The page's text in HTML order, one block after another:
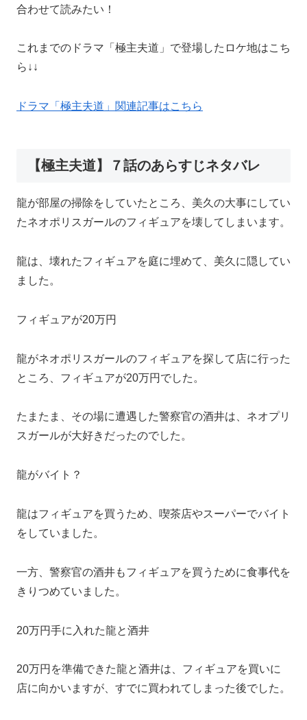
合わせて読みたい！
これまでのドラマ「極主夫道」で登場したロケ地はこち
ら↓↓
ドラマ「極主夫道」関連記事はこちら
【極主夫道】７話のあらすじネタバレ
龍が部屋の掃除をしていたところ、美久の大事にしてい
たネオポリスガールのフィギュアを壊してしまいます。
龍は、壊れたフィギュアを庭に埋めて、美久に隠してい
ました。
フィギュアが20万円
龍がネオポリスガールのフィギュアを探して店に行った
ところ、フィギュアが20万円でした。
たまたま、その場に遭遇した警察官の酒井は、ネオプリ
スガールが大好きだったのでした。
龍がバイト？
龍はフィギュアを買うため、喫茶店やスーパーでバイト
をしていました。
一方、警察官の酒井もフィギュアを買うために食事代を
きりつめていました。
20万円手に入れた龍と酒井
20万円を準備できた龍と酒井は、フィギュアを買いに
店に向かいますが、すでに買われてしまった後でした。